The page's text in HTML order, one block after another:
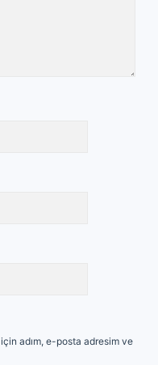
adım, e-posta adresim ve